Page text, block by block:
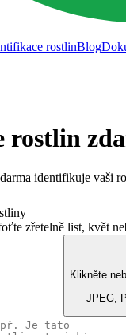
rostlinBlog
rostlin
identifikuje vaši
zřetelně list, květ
Klikněte
JPEG,